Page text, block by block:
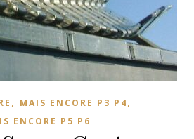
, MAIS ENCORE P3 P4,
ENCORE P5 P6